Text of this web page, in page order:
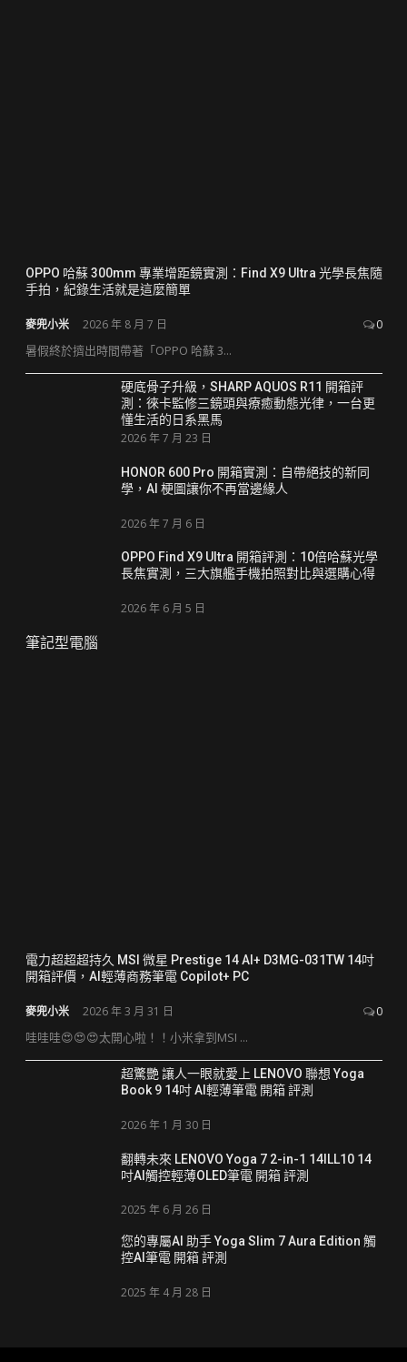
OPPO 哈蘇 300mm 專業增距鏡實測：Find X9 Ultra 光學長焦隨
手拍，紀錄生活就是這麼簡單
麥兜小米 2026 年 8 月 7 日 0
暑假終於擠出時間帶著「OPPO 哈蘇 3...
硬底骨子升級，SHARP AQUOS R11 開箱評
測：徠卡監修三鏡頭與療癒動態光律，一台更
懂生活的日系黑馬
2026 年 7 月 23 日
HONOR 600 Pro 開箱實測：自帶絕技的新同
學，AI 梗圖讓你不再當邊緣人
2026 年 7 月 6 日
OPPO Find X9 Ultra 開箱評測：10倍哈蘇光學
長焦實測，三大旗艦手機拍照對比與選購心得
2026 年 6 月 5 日
筆記型電腦
電力超超超持久 MSI 微星 Prestige 14 AI+ D3MG-031TW 14吋
開箱評價，AI輕薄商務筆電 Copilot+ PC
麥兜小米 2026 年 3 月 31 日 0
哇哇哇😍😍😍太開心啦！！小米拿到MSI ...
超驚艷 讓人一眼就愛上 LENOVO 聯想 Yoga
Book 9 14吋 AI輕薄筆電 開箱 評測
2026 年 1 月 30 日
翻轉未來 LENOVO Yoga 7 2-in-1 14ILL10 14
吋AI觸控輕薄OLED筆電 開箱 評測
2025 年 6 月 26 日
您的專屬AI 助手 Yoga Slim 7 Aura Edition 觸
控AI筆電 開箱 評測
2025 年 4 月 28 日